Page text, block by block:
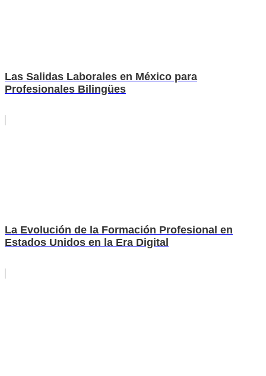
Las Salidas Laborales en México para
Profesionales Bilingües
La Evolución de la Formación Profesional en
Estados Unidos en la Era Digital